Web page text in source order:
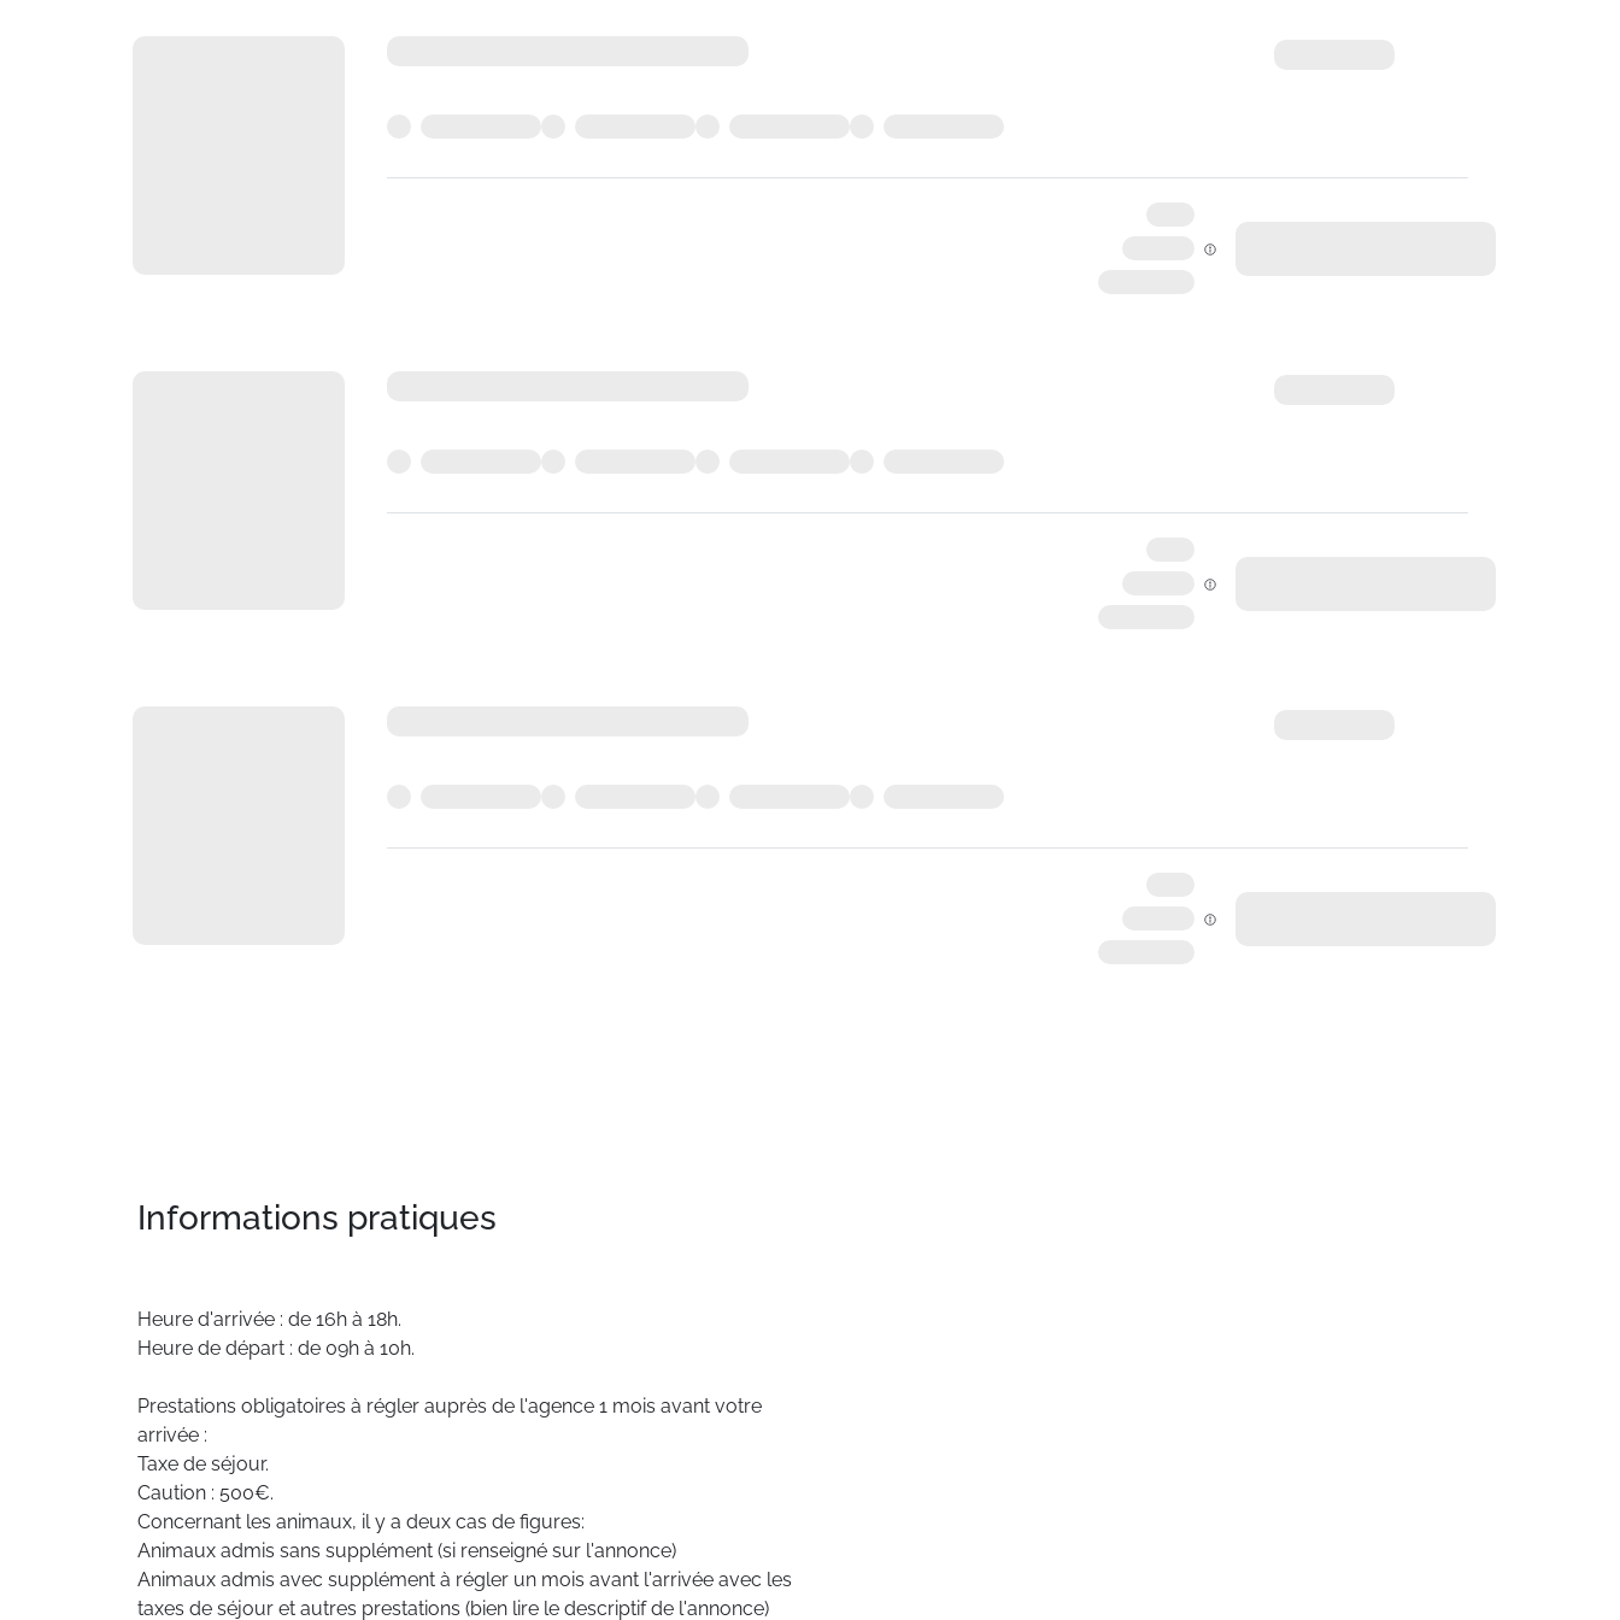
Informations pratiques
Heure d'arrivée : de 16h à 18h.
Heure de départ : de 09h à 10h.
Prestations obligatoires à régler auprès de l'agence 1 mois avant votre
arrivée :
Taxe de séjour.
Caution : 500€.
Concernant les animaux, il y a deux cas de figures:
Animaux admis sans supplément (si renseigné sur l'annonce)
Animaux admis avec supplément à régler un mois avant l'arrivée avec les
taxes de séjour et autres prestations (bien lire le descriptif de l'annonce)